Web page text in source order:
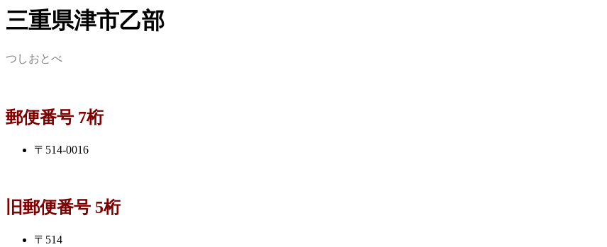
三重県津市乙部
つしおとべ
郵便番号 7桁
〒514-0016
旧郵便番号 5桁
〒514